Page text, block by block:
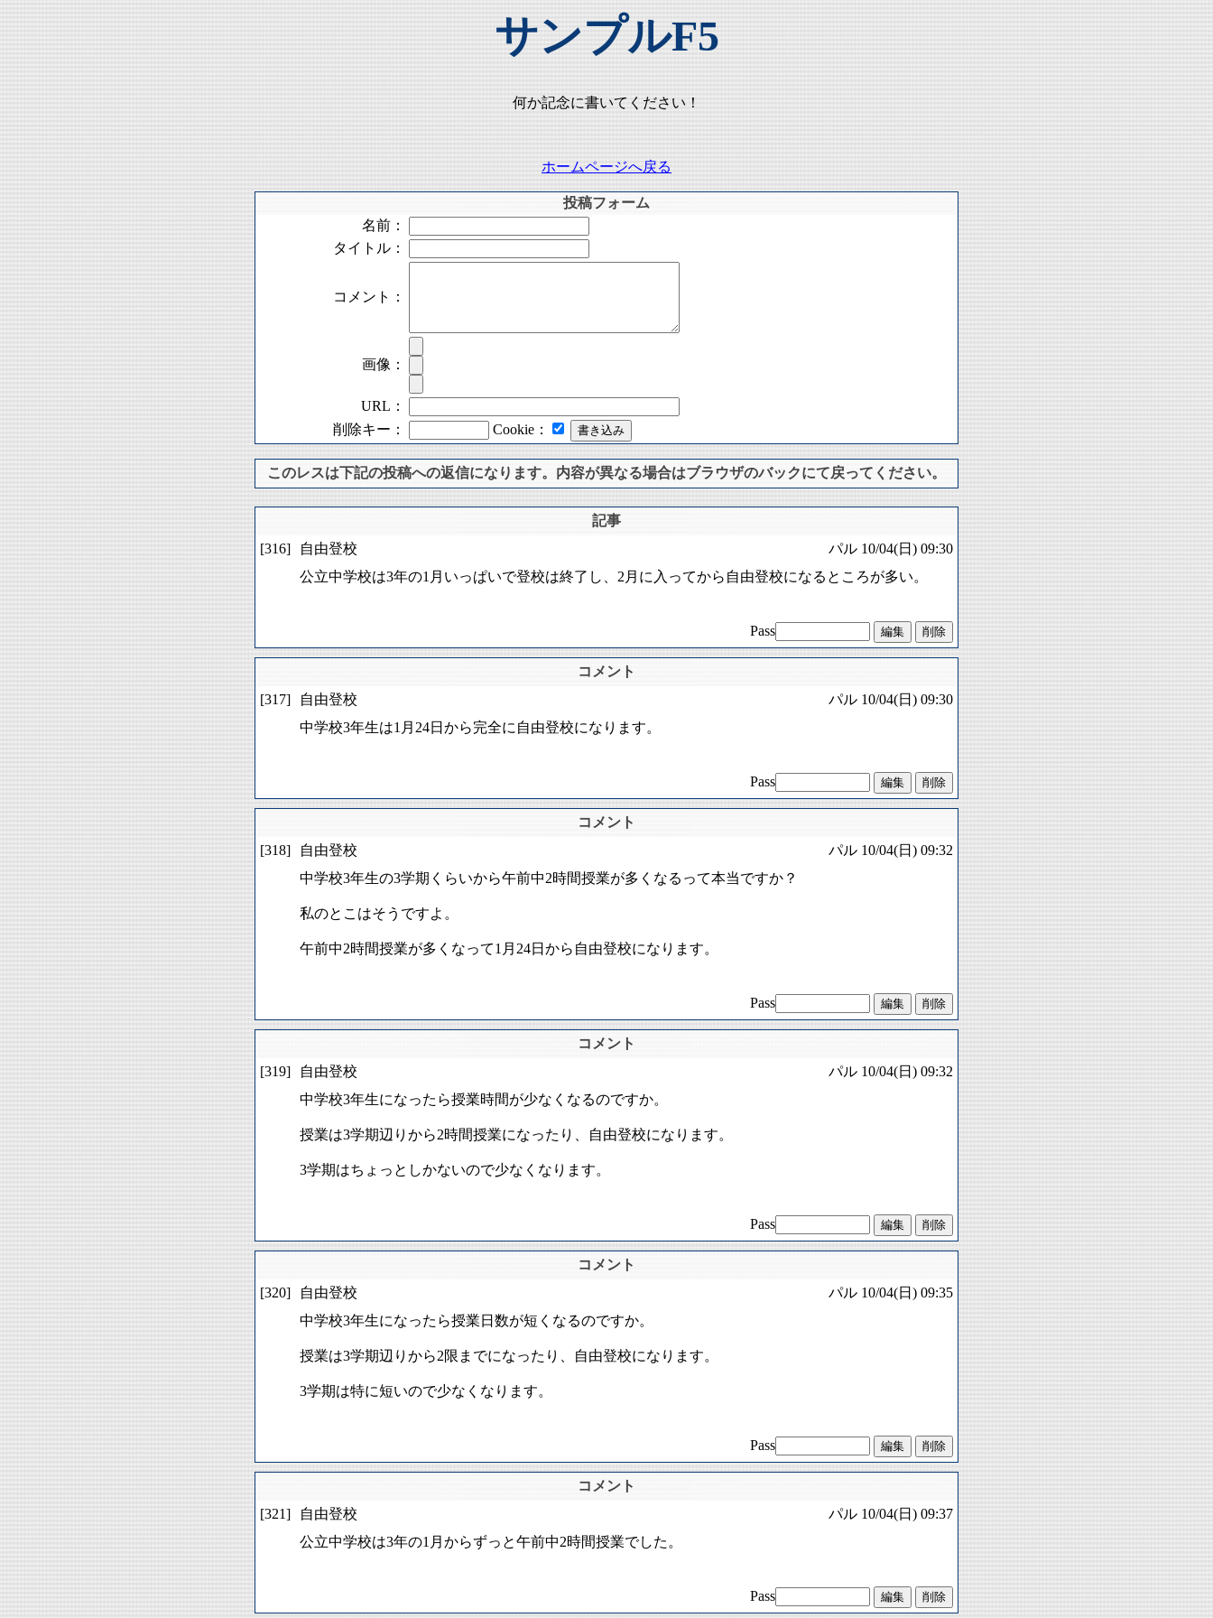
サンプルF5
何か記念に書いてください！
ホームページへ戻る
投稿フォーム
名前：
タイトル：
コメント：
画像：
URL：
削除キー：
Cookie：
このレスは下記の投稿への返信になります。内容が異なる場合はブラウザのバックにて戻ってください。
記事
[316]
自由登校 パル 10/04(日) 09:30
公立中学校は3年の1月いっぱいで登校は終了し、2月に入ってから自由登校になるところが多い。
Pass
コメント
[317]
自由登校 パル 10/04(日) 09:30
中学校3年生は1月24日から完全に自由登校になります。
Pass
コメント
[318]
自由登校 パル 10/04(日) 09:32
中学校3年生の3学期くらいから午前中2時間授業が多くなるって本当ですか？
私のとこはそうですよ。
午前中2時間授業が多くなって1月24日から自由登校になります。
Pass
コメント
[319]
自由登校 パル 10/04(日) 09:32
中学校3年生になったら授業時間が少なくなるのですか。
授業は3学期辺りから2時間授業になったり、自由登校になります。
3学期はちょっとしかないので少なくなります。
Pass
コメント
[320]
自由登校 パル 10/04(日) 09:35
中学校3年生になったら授業日数が短くなるのですか。
授業は3学期辺りから2限までになったり、自由登校になります。
3学期は特に短いので少なくなります。
Pass
コメント
[321]
自由登校 パル 10/04(日) 09:37
公立中学校は3年の1月からずっと午前中2時間授業でした。
Pass